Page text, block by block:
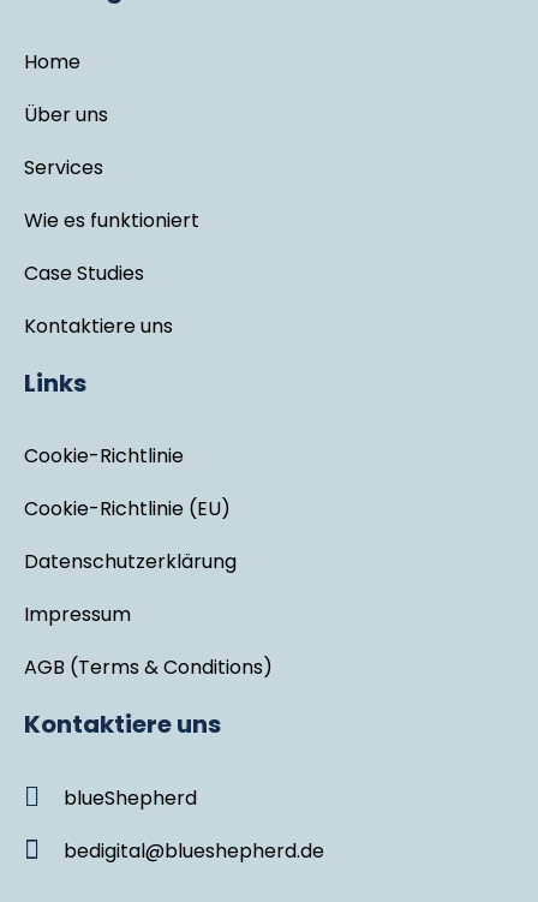
Home
Über uns
Services
Wie es funktioniert
Case Studies
Kontaktiere uns
Links
Cookie-Richtlinie
Cookie-Richtlinie (EU)
Datenschutzerklärung
Impressum
AGB (Terms & Conditions)
Kontaktiere uns
blueShepherd
bedigital@blueshepherd.de